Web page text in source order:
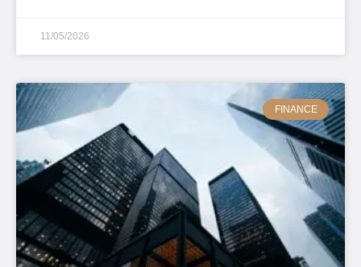
11/05/2026
FINANCE